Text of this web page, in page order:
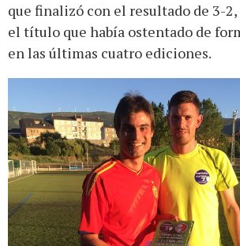
que finalizó con el resultado de 3-
el título que había ostentado de
en las últimas cuatro ediciones.